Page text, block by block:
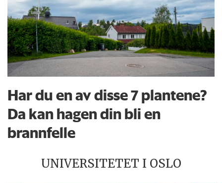
Har du en av disse 7 plantene?
Da kan hagen din bli en
brannfelle
UNIVERSITETET I OSLO